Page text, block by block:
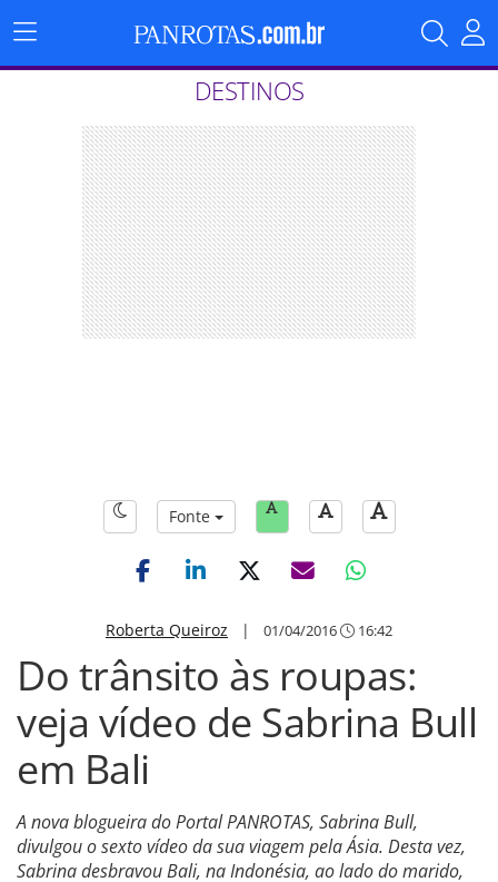
Menu
Principal
DESTINOS
Fonte
Roberta Queiroz | 01/04/2016 16:42
Do trânsito às roupas:
veja vídeo de Sabrina Bull
em Bali
A nova blogueira do Portal PANROTAS, Sabrina Bull,
divulgou o sexto vídeo da sua viagem pela Ásia. Desta vez,
Sabrina desbravou Bali, na Indonésia, ao lado do marido,